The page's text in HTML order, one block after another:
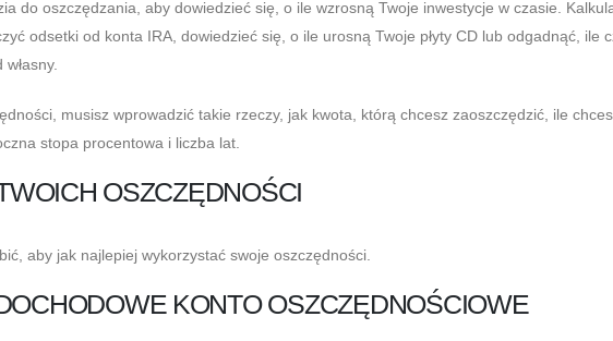
do oszczędzania, aby dowiedzieć się, o ile wzrosną Twoje inwestycje w czasie.
odsetki od konta IRA, dowiedzieć się, o ile urosną Twoje płyty CD lub odgadnąć, ile
musisz wprowadzić takie rzeczy, jak kwota, którą chcesz zaoszczędzić, ile
stopa procentowa i liczba lat.
OSZCZĘDNOŚCI
aby jak najlepiej wykorzystać swoje oszczędności.
KONTO OSZCZĘDNOŚCIOWE